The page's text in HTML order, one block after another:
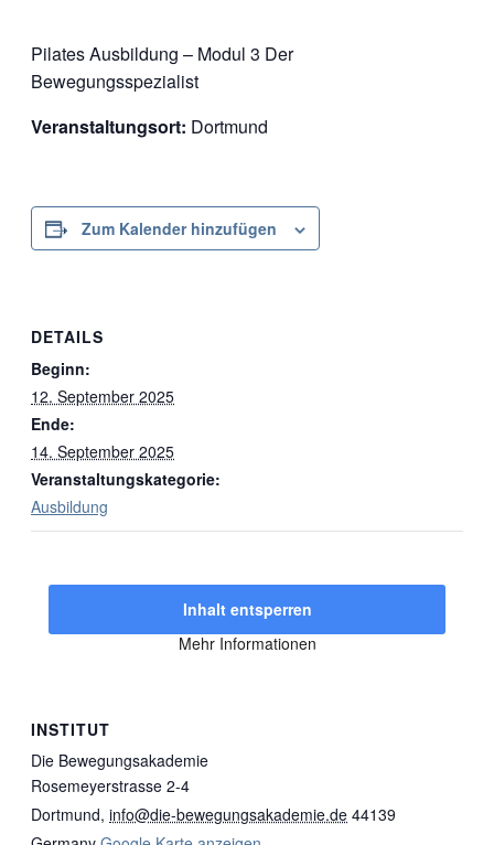
Pilates Ausbildung – Modul 3 Der
Bewegungsspezialist
Veranstaltungsort: Dortmund
Zum Kalender hinzufügen
DETAILS
Beginn:
12. September 2025
Ende:
14. September 2025
Veranstaltungskategorie:
Ausbildung
INSTITUT
Die Bewegungsakademie
Rosemeyerstrasse 2-4
Dortmund, info@die-bewegungsakademie.de 44139
Inhalt entsperren
Mehr Informationen